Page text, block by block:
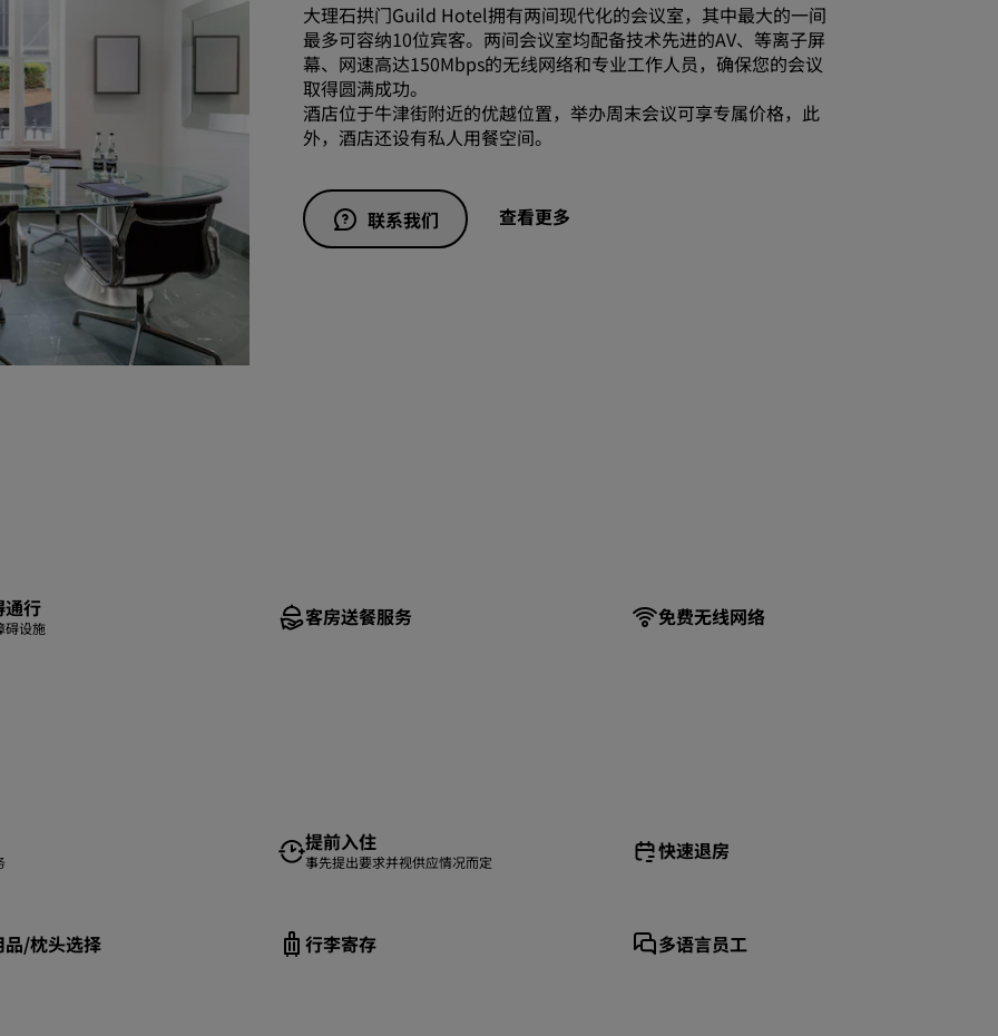
大理石拱门Guild Hotel拥有两间现代化的会议室，其中最大的一间
最多可容纳10位宾客。两间会议室均配备技术先进的AV、等离子屏
幕、网速高达150Mbps的无线网络和专业工作人员，确保您的会议
取得圆满成功。
酒店位于牛津街附近的优越位置，举办周末会议可享专属价格，此
外，酒店还设有私人用餐空间。
联系我们 查看更多
通行
碍设施 客房送餐服务 免费无线网络
提前入住
事先提出要求并视供应情况而定 快速退房
品/枕头选择 行李寄存 多语言员工